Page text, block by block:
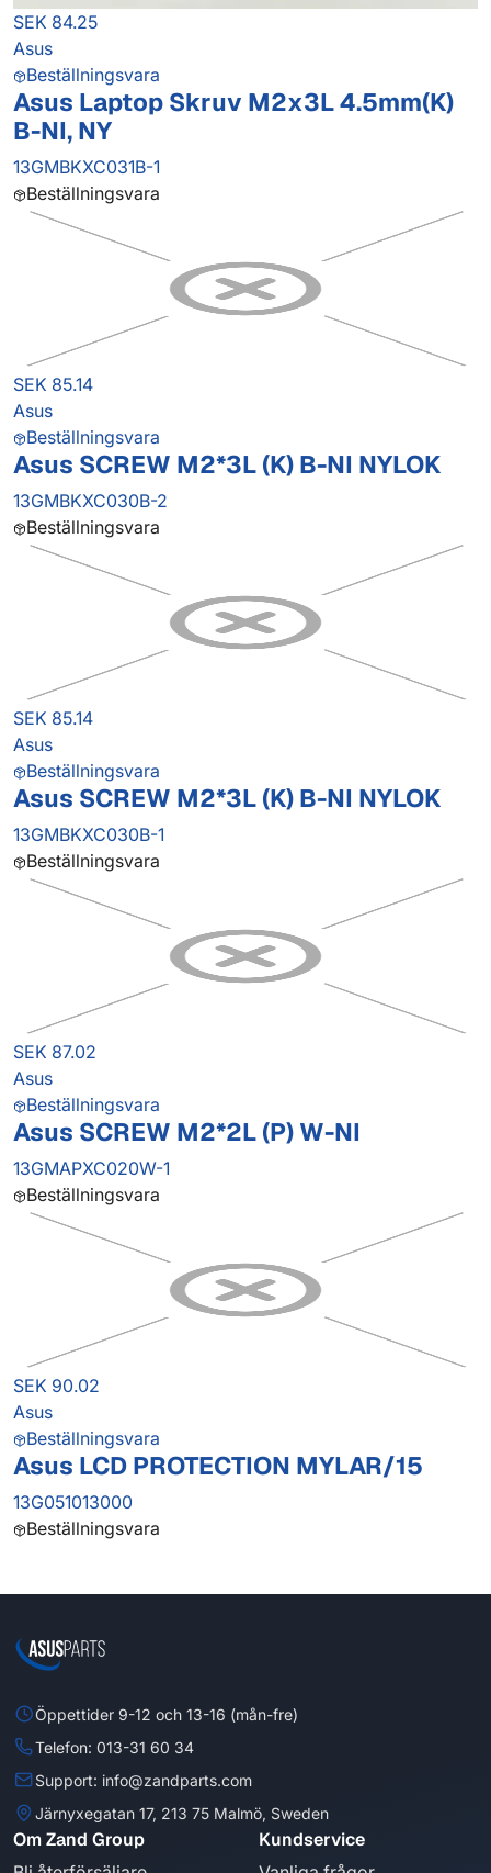
SEK 84.25
Asus
Beställningsvara
Asus Laptop Skruv M2x3L 4.5mm(K)
B-NI, NY
13GMBKXC031B-1
Beställningsvara
SEK 85.14
Asus
Beställningsvara
Asus SCREW M2*3L (K) B-NI NYLOK
13GMBKXC030B-2
Beställningsvara
SEK 85.14
Asus
Beställningsvara
Asus SCREW M2*3L (K) B-NI NYLOK
13GMBKXC030B-1
Beställningsvara
SEK 87.02
Asus
Beställningsvara
Asus SCREW M2*2L (P) W-NI
13GMAPXC020W-1
Beställningsvara
SEK 90.02
Asus
Beställningsvara
Asus LCD PROTECTION MYLAR/15
13G051013000
Beställningsvara
Öppettider 9-12 och 13-16 (mån-fre)
Telefon: 013-31 60 34
Support: info@zandparts.com
Järnyxegatan 17, 213 75 Malmö, Sweden
Om Zand Group Kundservice